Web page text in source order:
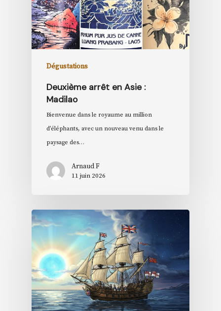
Dégustations
Deuxième arrêt en Asie :
Madilao
Bienvenue dans le royaume au million
d’éléphants, avec un nouveau venu dans le
paysage des…
Arnaud F
11 juin 2026